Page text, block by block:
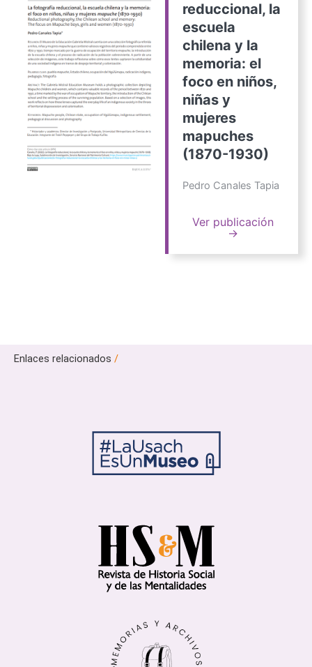
reduccional, la
escuela
chilena y la
memoria: el
foco en niños,
niñas y
mujeres
mapuches
(1870-1930)
Pedro Canales Tapia
Ver publicación
→
Enlaces relacionados /